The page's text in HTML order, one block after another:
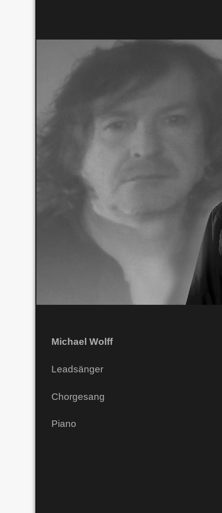
Michael Wolff
Leadsänger
Chorgesang
Piano